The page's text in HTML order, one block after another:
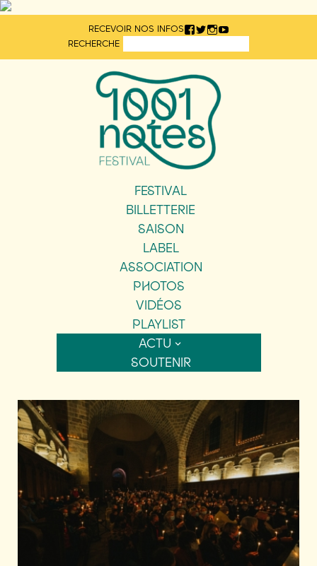
RECEVOIR NOS INFOS
RECHERCHE
FESTIVAL
BILLETTERIE
SAISON
LABEL
ASSOCIATION
PHOTOS
VIDÉOS
PLAYLIST
ACTU
SOUTENIR